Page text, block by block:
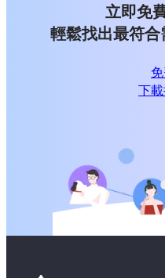
立即免
輕鬆找出最符合
下